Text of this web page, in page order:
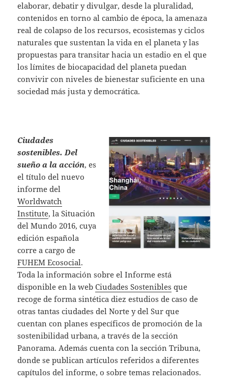
elaborar, debatir y divulgar, desde la pluralidad,
contenidos en torno al cambio de época, la amenaza
real de colapso de los recursos, ecosistemas y ciclos
naturales que sustentan la vida en el planeta y las
propuestas para transitar hacia un estadio en el que
los límites de biocapacidad del planeta puedan
convivir con niveles de bienestar suficiente en una
sociedad más justa y democrática.
Ciudades
sostenibles. Del
sueño a la acción, es
el título del nuevo
informe del
Worldwatch
Institute, la Situación
del Mundo 2016, cuya
edición española
corre a cargo de
FUHEM Ecosocial.
Toda la información sobre el Informe está
disponible en la webCiudades Sostenibles que
recoge de forma sintética diez estudios de caso de
otras tantas ciudades del Norte y del Sur que
cuentan con planes específicos de promoción de la
sostenibilidad urbana, a través de la sección
Panorama. Además cuenta con la sección Tribuna,
donde se publican artículos referidos a diferentes
capítulos del informe, o sobre temas relacionados.